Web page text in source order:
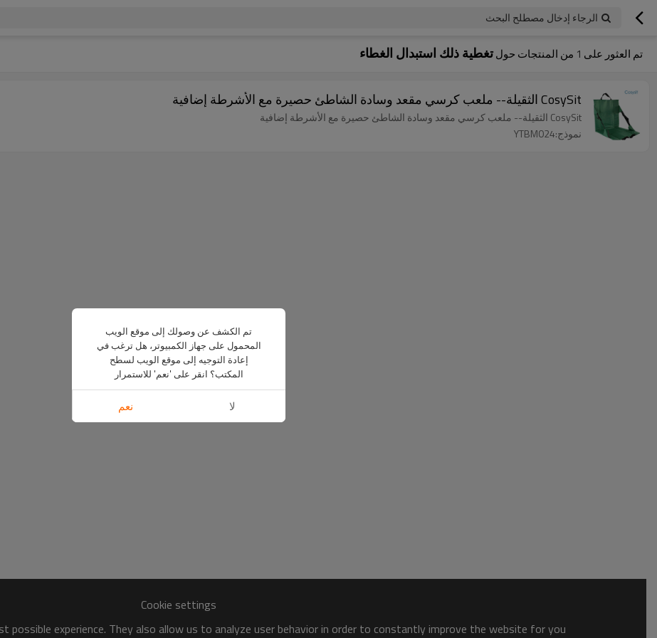
الرجاء إدخال مصطلح البحث
تم العثور على 1 من المنتجات حولتغطية ذلك استبدال الغطاء
CosySit الثقيلة-- ملعب كرسي مقعد وسادة الشاطئ حصيرة مع الأشرطة إضافية
CosySit الثقيلة-- ملعب كرسي مقعد وسادة الشاطئ حصيرة مع الأشرطة إضافية
نموذج:YTBM024
Cookie settings
possible experience. They also allow us to analyze user behavior in order to constantly improve the website for you.
تم الكشف عن وصولك إلى موقع الويب
المحمول على جهاز الكمبيوتر، هل ترغب في
إعادة التوجيه إلى موقع الويب لسطح
المكتب؟ انقر على 'نعم' للاستمرار
لا نعم